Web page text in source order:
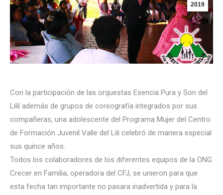
2019
Con la participación de las orquestas Esencia Pura y Son del
Lilil además de grupos de coreografía integrados por sus
compañeras, una adolescente del Programa Mujer del Centro
de Formación Juvenil Valle del Lili celebró de manera especial
sus quince años.
Todos los colaboradores de los diferentes equipos de la ONG
Crecer en Familia, operadora del CFJ, se unieron para que
esta fecha tan importante no pasara inadvertida y para la